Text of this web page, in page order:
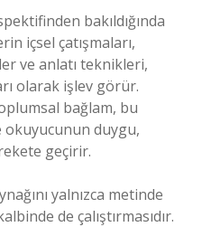
bakıldığında
içsel çatışmaları,
ve anlatı teknikleri,
olarak işlev görür.
bağlam, bu
okuyucunun duygu,
geçirir.
yalnızca metinde
de çalıştırmasıdır.